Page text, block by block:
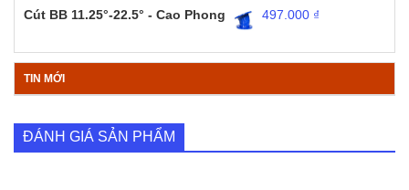
Cút BB 11.25°-22.5° - Cao Phong 497.000 ₫
TIN MỚI
ĐÁNH GIÁ SẢN PHẨM